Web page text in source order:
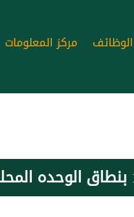
مركز المعلومات الوظائف